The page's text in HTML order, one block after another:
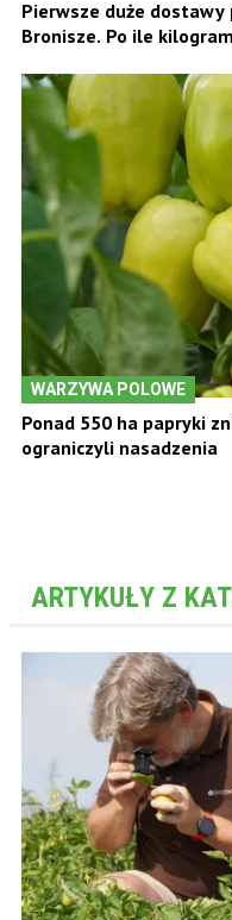
Pierwsze duże
Bronisze. Po ile kilogram
WARZYWA POLOWE
Ponad 550 ha papryki
ograniczyli nasadzenia
ARTYKUŁY Z